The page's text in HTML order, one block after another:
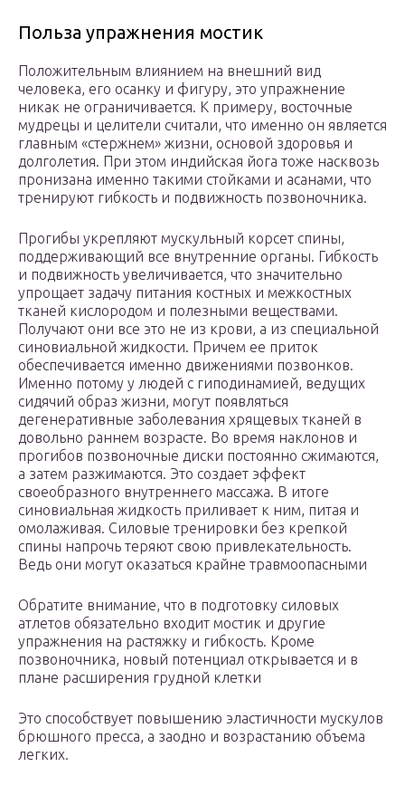
Польза упражнения мостик
Положительным влиянием на внешний вид
человека, его осанку и фигуру, это упражнение
никак не ограничивается. К примеру, восточные
мудрецы и целители считали, что именно он является
главным «стержнем» жизни, основой здоровья и
долголетия. При этом индийская йога тоже насквозь
пронизана именно такими стойками и асанами, что
тренируют гибкость и подвижность позвоночника.
Прогибы укрепляют мускульный корсет спины,
поддерживающий все внутренние органы. Гибкость
и подвижность увеличивается, что значительно
упрощает задачу питания костных и межкостных
тканей кислородом и полезными веществами.
Получают они все это не из крови, а из специальной
синовиальной жидкости. Причем ее приток
обеспечивается именно движениями позвонков.
Именно потому у людей с гиподинамией, ведущих
сидячий образ жизни, могут появляться
дегенеративные заболевания хрящевых тканей в
довольно раннем возрасте. Во время наклонов и
прогибов позвоночные диски постоянно сжимаются,
а затем разжимаются. Это создает эффект
своеобразного внутреннего массажа. В итоге
синовиальная жидкость приливает к ним, питая и
омолаживая. Силовые тренировки без крепкой
спины напрочь теряют свою привлекательность.
Ведь они могут оказаться крайне травмоопасными
Обратите внимание, что в подготовку силовых
атлетов обязательно входит мостик и другие
упражнения на растяжку и гибкость. Кроме
позвоночника, новый потенциал открывается и в
плане расширения грудной клетки
Это способствует повышению эластичности мускулов
брюшного пресса, а заодно и возрастанию объема
легких.